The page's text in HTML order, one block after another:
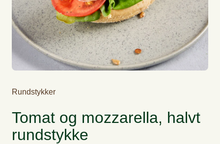
Rundstykker
Tomat og mozzarella, halvt
rundstykke